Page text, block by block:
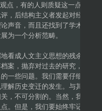
点，有的人则质疑这一点。在
，后结构主义者发起对经验论
声音，而且还找到了学术上和
为一个分析范畴。
看成人文主义思想的残余。在
案，抛弃对过去的研究，但我
一些问题。我们需要仔细审视
解历史变迁的发生。与其寻找
，不可分割的。当然，我们要
。但是，我们要始终牢记过程